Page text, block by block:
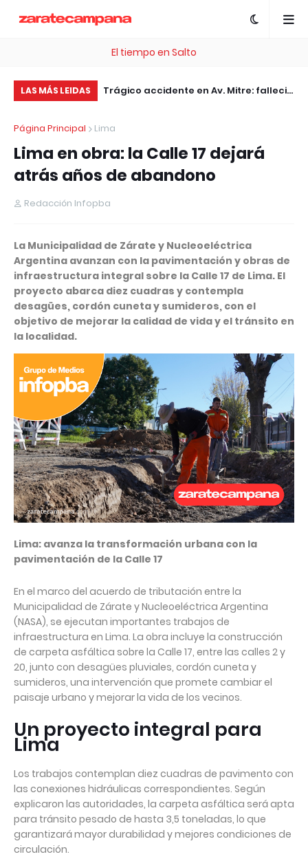
El tiempo en Salto
LAS MÁS LEIDAS
Trágico accidente en Av. Mitre:
Pency vs. Changuito.com.ar: qué
para vender por WhatsApp en
Argentina
Página Principal Lima
Lima en obra: la Calle 17 dejará
atrás años de abandono
Redacción Infopba
La Municipalidad de Zárate y Nucleoeléctrica
Argentina avanzan con la pavimentación y obras de
infraestructura integral sobre la Calle 17 de Lima. El
proyecto abarca diez cuadras y contempla
desagües, cordón cuneta y sumideros, con el
objetivo de mejorar la calidad de vida y el tránsito en
la localidad.
Lima: avanza la transformación urbana con la
pavimentación de la Calle 17
En el marco del acuerdo de tributación entre la
Municipalidad de Zárate y Nucleoeléctrica Argentina
(NASA), se ejecutan importantes trabajos de
infraestructura en Lima. La obra incluye la construcción
de carpeta asfáltica sobre la Calle 17, entre las calles 2 y
20, junto con desagües pluviales, cordón cuneta y
sumideros, una intervención que promete cambiar el
paisaje urbano y mejorar la vida de los vecinos.
Un proyecto integral para
Lima
Los trabajos contemplan diez cuadras de pavimento con
las conexiones hidráulicas correspondientes. Según
explicaron las autoridades, la carpeta asfáltica será apta
para tránsito pesado de hasta 3,5 toneladas, lo que
garantizará mayor durabilidad y mejores condiciones de
circulación.